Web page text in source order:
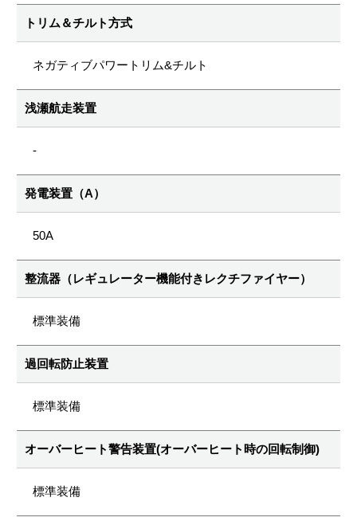
トリム＆チルト方式
ネガティブパワートリム&チルト
浅瀬航走装置
-
発電装置（A）
50A
整流器（レギュレーター機能付きレクチファイヤー）
標準装備
過回転防止装置
標準装備
オーバーヒート警告装置(オーバーヒート時の回転制御)
標準装備